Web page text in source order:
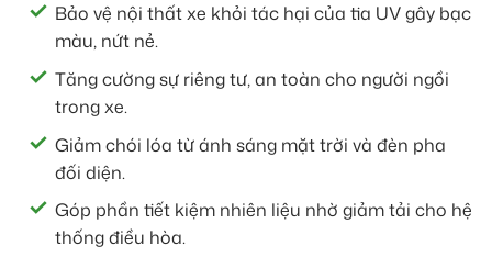
Bảo vệ nội thất xe khỏi tác hại của tia UV gây bạc
màu, nứt nẻ.
Tăng cường sự riêng tư, an toàn cho người ngồi
trong xe.
Giảm chói lóa từ ánh sáng mặt trời và đèn pha
đối diện.
Góp phần tiết kiệm nhiên liệu nhờ giảm tải cho hệ
thống điều hòa.